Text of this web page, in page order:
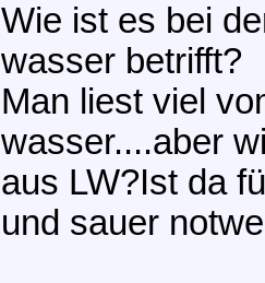
Wie ist es bei
wasser betrifft?
Man liest viel
wasser....aber
aus LW?Ist da
und sauer